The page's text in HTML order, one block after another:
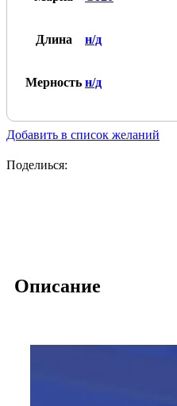
Длина н/д
Мерность н/д
Добавить в список желаний
Поделиься:
Описание